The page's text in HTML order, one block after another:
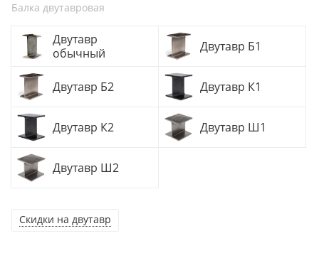
Балка двутавровая
Двутавр
обычный
Двутавр Б1
Двутавр Б2 Двутавр К1
Двутавр К2 Двутавр Ш1
Двутавр Ш2
Скидки на двутавр